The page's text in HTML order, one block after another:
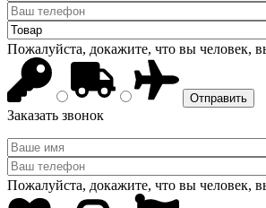
Пожалуйста, докажите, что вы человек,
Заказать звонок
Пожалуйста, докажите, что вы человек,